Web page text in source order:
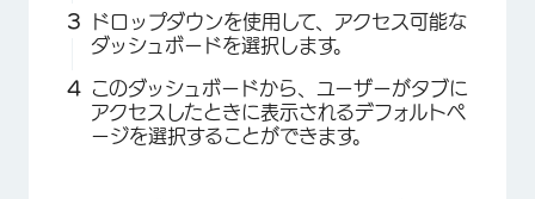
ドロップダウンを使用して、アクセス可能な
ダッシュボードを選択します。
このダッシュボードから、ユーザーがタブに
アクセスしたときに表示されるデフォルトペ
ージを選択することができます。